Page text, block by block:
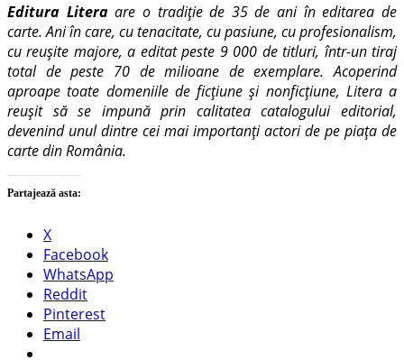
Editura Literaare o tradiție de 35 de ani în editarea de
carte. Ani în care, cu tenacitate, cu pasiune, cu profesionalism,
cu reușite majore, a editat peste 9 000 de titluri, într-un tiraj
total de peste 70 de milioane de exemplare. Acoperind
aproape toate domeniile de ficțiune și nonficțiune, Litera a
reușit să se impună prin calitatea catalogului editorial,
devenind unul dintre cei mai importanți actori de pe piața de
carte din România.
Partajează asta:
X
Facebook
WhatsApp
Reddit
Pinterest
Email